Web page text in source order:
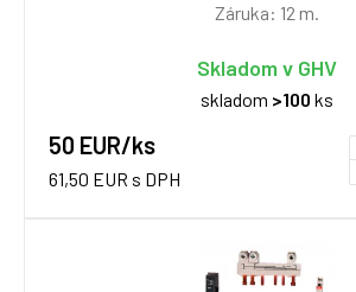
Záruka: 12 m.
Skladom v GHV
skladom >100 ks
50 EUR/ks
61,50 EUR s DPH